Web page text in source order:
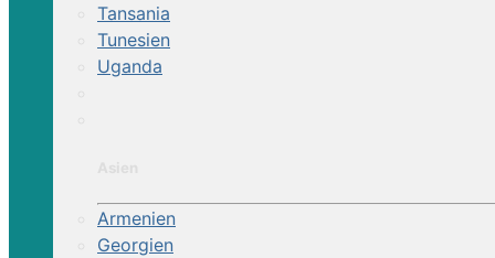
Tansania
Tunesien
Uganda
Armenien
Georgien